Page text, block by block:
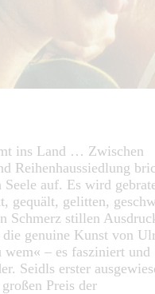
ins Land … Zwischen
Reihenhaussiedlung
auf. Es wird
gequält, gelitten,
Schmerz stillen
genuine Kunst von
– es fasziniert und
Seidls erster
Preis der